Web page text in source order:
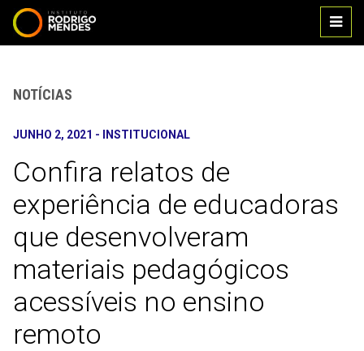
IR PARA O CONTEÚDO
IR PARA O MENU
Main
menu
NOTÍCIAS
JUNHO 2, 2021 - INSTITUCIONAL
Confira relatos de
experiência de educadoras
que desenvolveram
materiais pedagógicos
acessíveis no ensino
remoto